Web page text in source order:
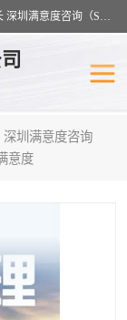
深耕满意度调研18载，用数据定义体验，以洞察驱动增长 深圳满意度咨询（SSC）：十八年专注，丈量每一份体验。
深圳满意度咨询
意度
意度
意度调查